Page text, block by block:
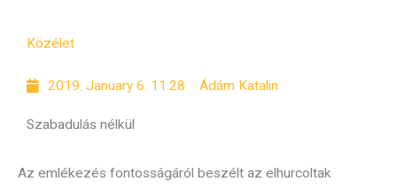
Közélet
2019. January 6. 11:28 Ádám Katalin
Szabadulás nélkül
Az emlékezés fontosságáról beszélt az elhurcoltak